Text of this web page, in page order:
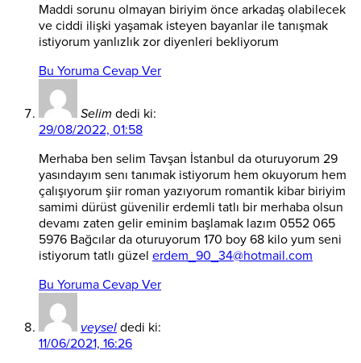
Maddi sorunu olmayan biriyim önce arkadaş olabilecek
ve ciddi ilişki yaşamak isteyen bayanlar ile tanışmak
istiyorum yanlızlık zor diyenleri bekliyorum
Bu Yoruma Cevap Ver
Selim dedi ki:
29/08/2022, 01:58
Merhaba ben selim Tavşan İstanbul da oturuyorum 29
yasındayım senı tanımak istiyorum hem okuyorum hem
çalışıyorum şiir roman yazıyorum romantik kibar biriyim
samimi dürüst güvenilir erdemli tatlı bir merhaba olsun
devamı zaten gelir eminim başlamak lazım 0552 065
5976 Bağcılar da oturuyorum 170 boy 68 kilo yum seni
istiyorum tatlı güzel erdem_90_34@hotmail.com
Bu Yoruma Cevap Ver
veysel dedi ki:
11/06/2021, 16:26